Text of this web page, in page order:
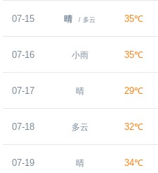
07-15 晴 / 多云 35℃
07-16 小雨 35℃
07-17 晴 29℃
07-18 多云 32℃
07-19 晴 34℃